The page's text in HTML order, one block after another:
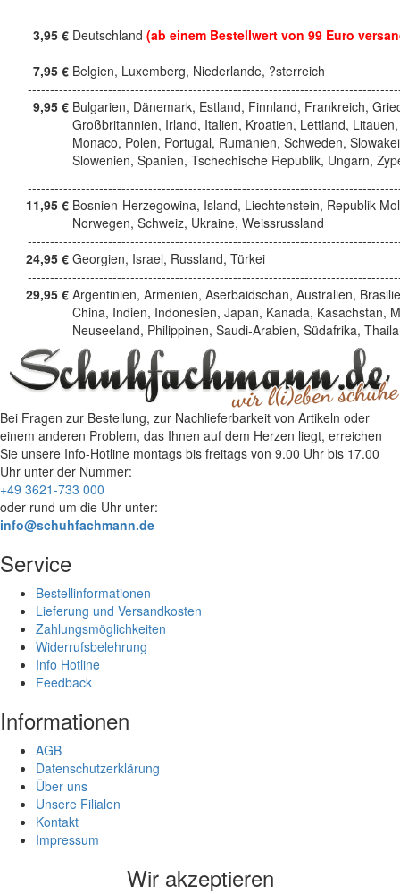
3,95 € Deutschland (ab einem Bestellwert von 99 Euro
7,95 € Belgien, Luxemberg, Niederlande, ?sterreich
9,95 € Bulgarien, Dänemark, Estland, Finnland, Frankreich,
Großbritannien, Irland, Italien, Kroatien, Lettland, Litauen,
Monaco, Polen, Portugal, Rumänien, Schweden,
Slowenien, Spanien, Tschechische Republik, Ungarn,
11,95 € Bosnien-Herzegowina, Island, Liechtenstein, Republik
Norwegen, Schweiz, Ukraine, Weissrussland
24,95 € Georgien, Israel, Russland, Türkei
29,95 € Argentinien, Armenien, Aserbaidschan, Australien,
China, Indien, Indonesien, Japan, Kanada, Kasachstan,
Neuseeland, Philippinen, Saudi-Arabien, Südafrika,
Bei Fragen zur Bestellung, zur Nachlieferbarkeit von Artikeln oder
einem anderen Problem, das Ihnen auf dem Herzen liegt, erreichen
Sie unsere Info-Hotline montags bis freitags von 9.00 Uhr bis 17.00
Uhr unter der Nummer:
+49 3621-733 000
oder rund um die Uhr unter:
info@schuhfachmann.de
Service
Bestellinformationen
Lieferung und Versandkosten
Zahlungsmöglichkeiten
Widerrufsbelehrung
Info Hotline
Feedback
Informationen
AGB
Datenschutzerklärung
Über uns
Unsere Filialen
Kontakt
Impressum
Wir akzeptieren